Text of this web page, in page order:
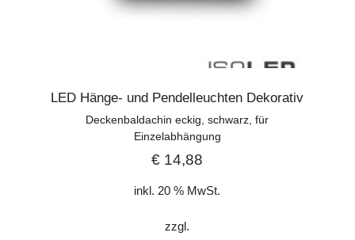
LED Hänge- und Pendelleuchten Dekorativ
Deckenbaldachin eckig, schwarz, für
Einzelabhängung
€ 14,88
inkl. 20 % MwSt.
zzgl.